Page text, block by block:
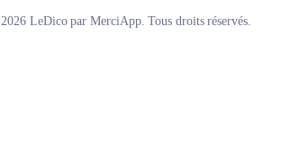
LeDico par MerciApp. Tous droits réservés.